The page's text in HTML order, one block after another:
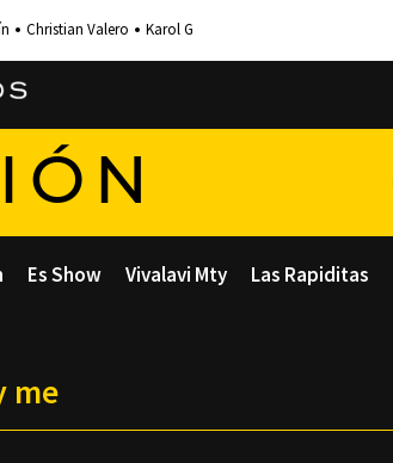
Christian Valero Karol G
Es Show Vivalavi Mty Las Rapiditas
me